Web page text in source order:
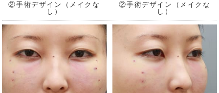
②手術デザイン（メイクな
し）
②手術デザイン（メイクな
し）